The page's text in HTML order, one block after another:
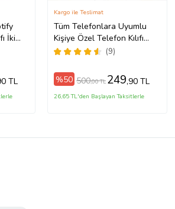
17ProMax
İki
TL
Tüm Telefonlara Uyumlu
Kişiye Özel Telefon Kılıfı
Tüm Modeller Açıklamada
(9)
Kargo ile Teslimat
%50 500,00 TL 249,90 TL
26,65 TL'den Başlayan Taksitlerle